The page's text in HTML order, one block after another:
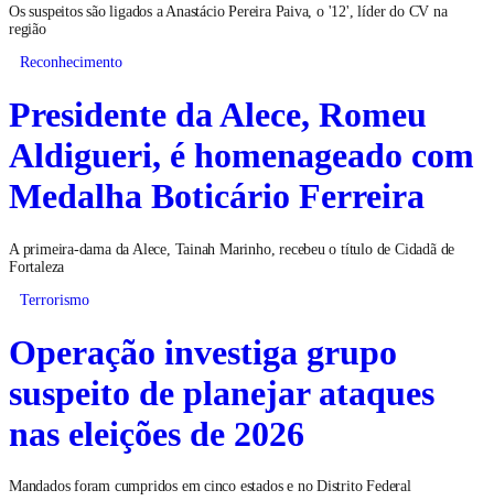
Os suspeitos são ligados a Anastácio Pereira Paiva, o '12', líder do CV na
região
Reconhecimento
Presidente da Alece, Romeu
Aldigueri, é homenageado com
Medalha Boticário Ferreira
A primeira-dama da Alece, Tainah Marinho, recebeu o título de Cidadã de
Fortaleza
Terrorismo
Operação investiga grupo
suspeito de planejar ataques
nas eleições de 2026
Mandados foram cumpridos em cinco estados e no Distrito Federal